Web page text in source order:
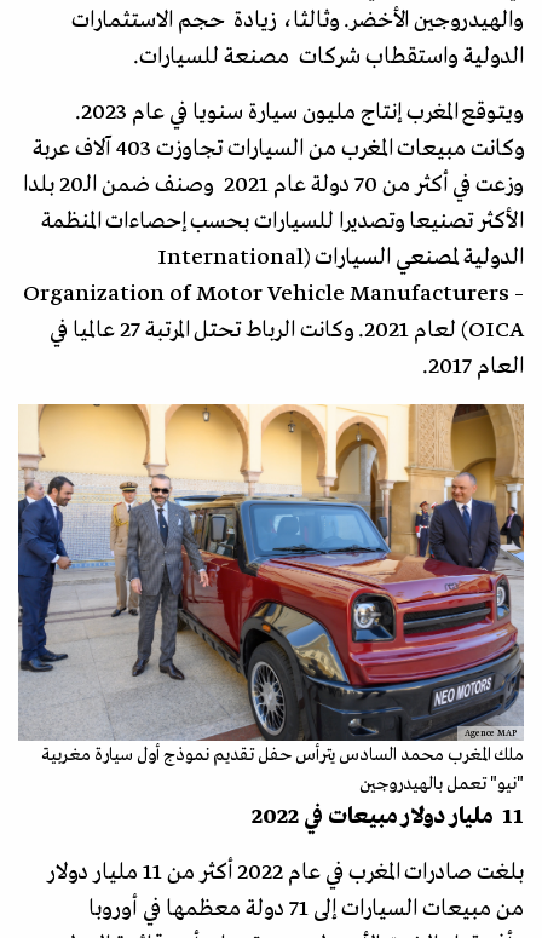
والهيدروجين الأخضر. وثالثا، زيادة حجم الاستثمارات
الدولية واستقطاب شركات مصنعة للسيارات.
ويتوقع المغرب إنتاج مليون سيارة سنويا في عام 2023.
وكانت مبيعات المغرب من السيارات تجاوزت 403 آلاف عربة
وزعت في أكثر من 70 دولة عام 2021 وصنف ضمن الـ20 بلدا
الأكثر تصنيعا وتصديرا للسيارات بحسب إحصاءات المنظمة
الدولية لمصنعي السيارات (International
Organization of Motor Vehicle Manufacturers –
OICA) لعام 2021. وكانت الرباط تحتل المرتبة 27 عالميا في
العام 2017.
Agence MAP
ملك المغرب محمد السادس يترأس حفل تقديم نموذج أول سيارة مغربية
"نيو" تعمل بالهيدروجين
11 مليار دولار مبيعات في 2022
بلغت صادرات المغرب في عام 2022 أكثر من 11 مليار دولار
من مبيعات السيارات إلى 71 دولة معظمها في أوروبا